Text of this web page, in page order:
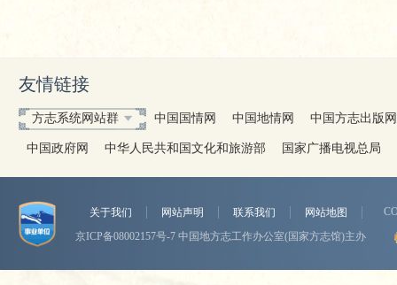
友情链接
方志系统网站群 中国国情网 中国地情网 中国方志出版网
中国政府网 中华人民共和国文化和旅游部 国家广播电视总局
关于我们 网站声明 联系我们 网站地图
京ICP备08002157号-7中国地方志工作办公室(国家方志馆)主办